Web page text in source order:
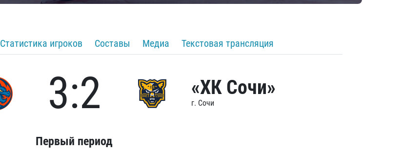
Статистика игроков Составы Медиа Текстовая трансляция
3:2 «ХК Сочи»
г. Сочи
Первый период